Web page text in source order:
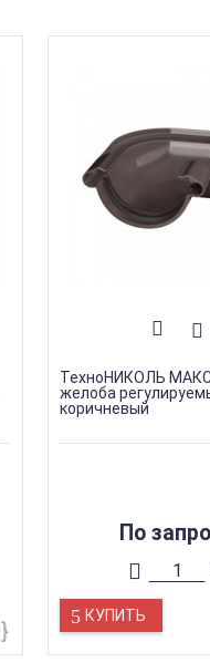
ТехноНИКОЛЬ
желоба
коричневый
По
КУПИТЬ